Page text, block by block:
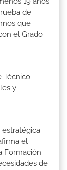
de
que
el Grado
Técnico
y
estratégica
el
Formación
de